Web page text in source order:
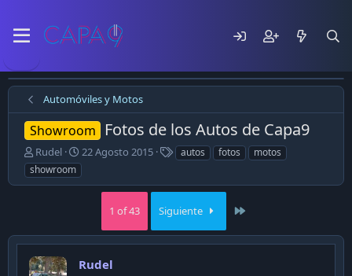
Automóviles y Motos
Showroom Fotos de los Autos de Capa9
E
m
p
e
t
Rudel
F
e
c
e
u
22 Agosto 2015
T
a
s
autos fotos
motos
showroom
1 of 43 Siguiente
Rudel